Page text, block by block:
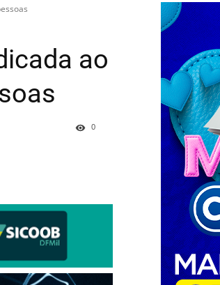
ao
0